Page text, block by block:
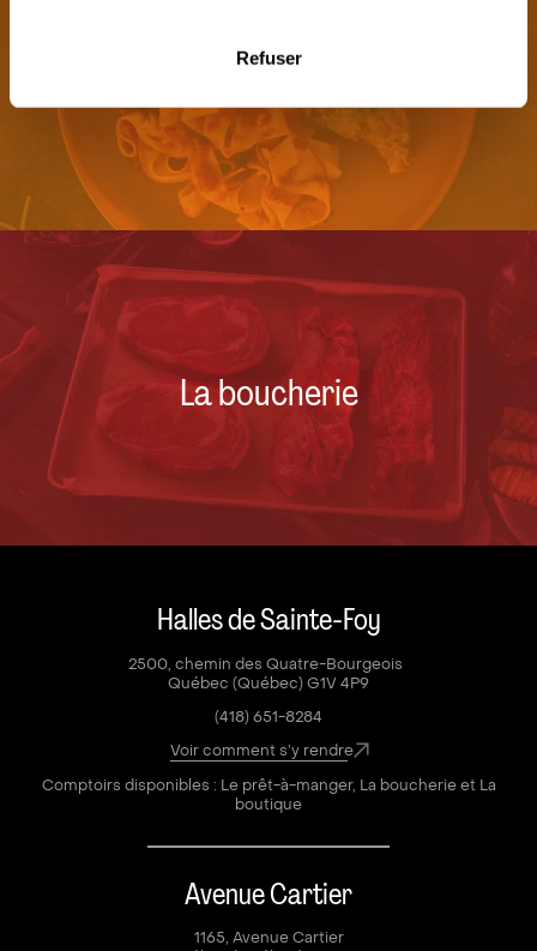
Refuser
Le prêt-à-manger
La boucherie
Halles de Sainte-Foy
2500, chemin des Quatre-Bourgeois
Québec (Québec) G1V 4P9
(418) 651-8284
Voir comment s’y rendre
Comptoirs disponibles : Le prêt-à-manger, La boucherie et La
boutique
Avenue Cartier
1165, Avenue Cartier